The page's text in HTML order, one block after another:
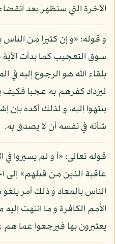
الآخرة التي ستظهر بعد انقضاء
و قوله: «و إن كثيرا من
سوق التعجيب كما بدأت الآية
بلقاء الله هو الرجوع إليه في
ليزداد كفرهم به عجبا فكيف
ينتهوا إليه، و لذلك أكده بإن
شأنه في نفسه أن لا يصدق به.
قوله تعالى: «أ و لم يسيروا
عاقبة الذين من قبلهم» إلى
الناس بالمعاد و ذلك أمر
الأمم الكافرة و ما انتهت
يعتبرون بها فيرجعوا عما هم